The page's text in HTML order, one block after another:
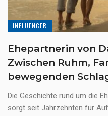
INFLUENCER
Ehepartnerin von
Zwischen Ruhm,
bewegenden
Die Geschichte rund um die
sorgt seit Jahrzehnten für